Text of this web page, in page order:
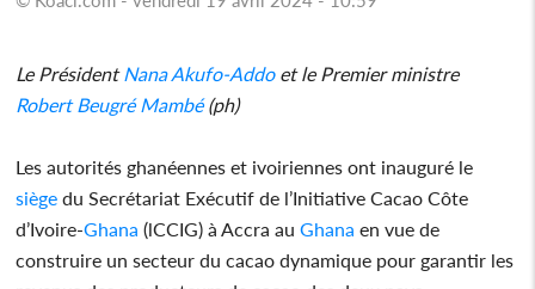
Le PrésidentNana Akufo-Addoet le Premier ministre
Robert Beugré Mambé(ph)
Les autorités ghanéennes et ivoiriennes ont inauguré le
siège du Secrétariat Exécutif de l’Initiative Cacao Côte
d’Ivoire-Ghana (lCCIG) à Accra auGhana en vue de
construire un secteur du cacao dynamique pour garantir les